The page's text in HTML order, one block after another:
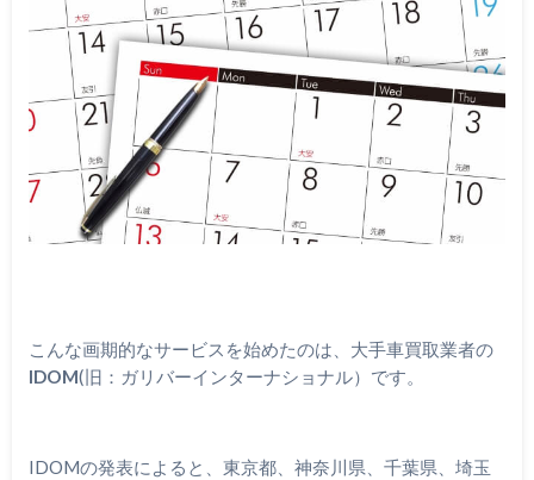
こんな画期的なサービスを始めたのは、大手車買取業者の
IDOM(旧：ガリバーインターナショナル）です。
IDOMの発表によると、東京都、神奈川県、千葉県、埼玉